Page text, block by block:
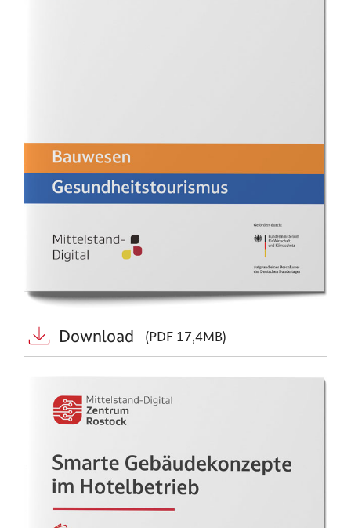
Download (PDF 17,4MB)